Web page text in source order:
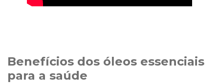
Benefícios dos óleos essenciais
para a saúde